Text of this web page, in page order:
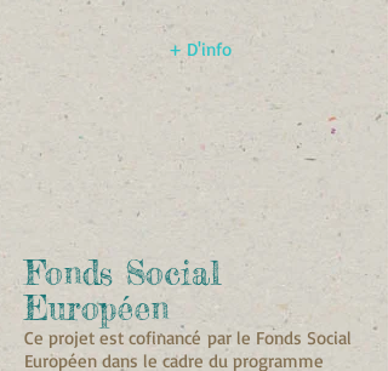
+ D'info
Fonds Social
Européen
Ce projet est cofinancé par le Fonds Social
Européen dans le cadre du programme